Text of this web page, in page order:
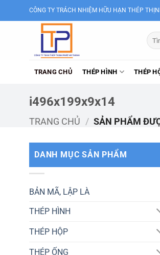
qua
CÔNG TY TRÁCH NHIỆM HỮU HẠN THÉP
Tìm
kiếm:
TRANG CHỦ THÉP HÌNH THÉP
i496x199x9x14
TRANG CHỦ / SẢN PHẨM
DANH MỤC SẢN PHẨM
BẢN MÃ, LẬP LÀ
THÉP HÌNH
THÉP HỘP
THÉP ỐNG